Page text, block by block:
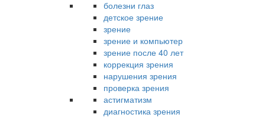
болезни глаз
детское зрение
зрение
зрение и компьютер
зрение после 40 лет
коррекция зрения
нарушения зрения
проверка зрения
астигматизм
диагностика зрения